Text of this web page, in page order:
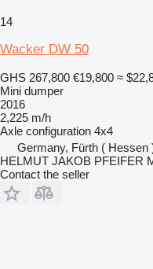
14
Wacker DW 50
GHS 267,800 €19,800 ≈
Mini dumper
2016
2,225 m/h
Axle configuration 4x4
Germany, Fürth ( Hessen
HELMUT JAKOB PFEIFER
Contact the seller